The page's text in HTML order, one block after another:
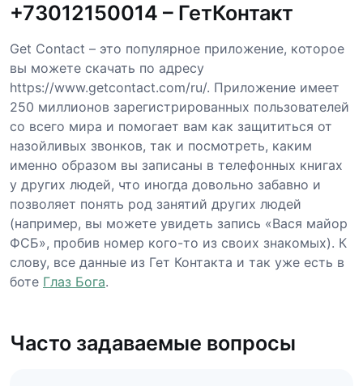
+73012150014 – ГетКонтакт
Get Contact – это популярное приложение, которое
вы можете скачать по адресу
https://www.getcontact.com/ru/. Приложение имеет
250 миллионов зарегистрированных пользователей
со всего мира и помогает вам как защититься от
назойливых звонков, так и посмотреть, каким
именно образом вы записаны в телефонных книгах
у других людей, что иногда довольно забавно и
позволяет понять род занятий других людей
(например, вы можете увидеть запись «Вася майор
ФСБ», пробив номер кого-то из своих знакомых). К
слову, все данные из Гет Контакта и так уже есть в
боте Глаз Бога.
Часто задаваемые вопросы